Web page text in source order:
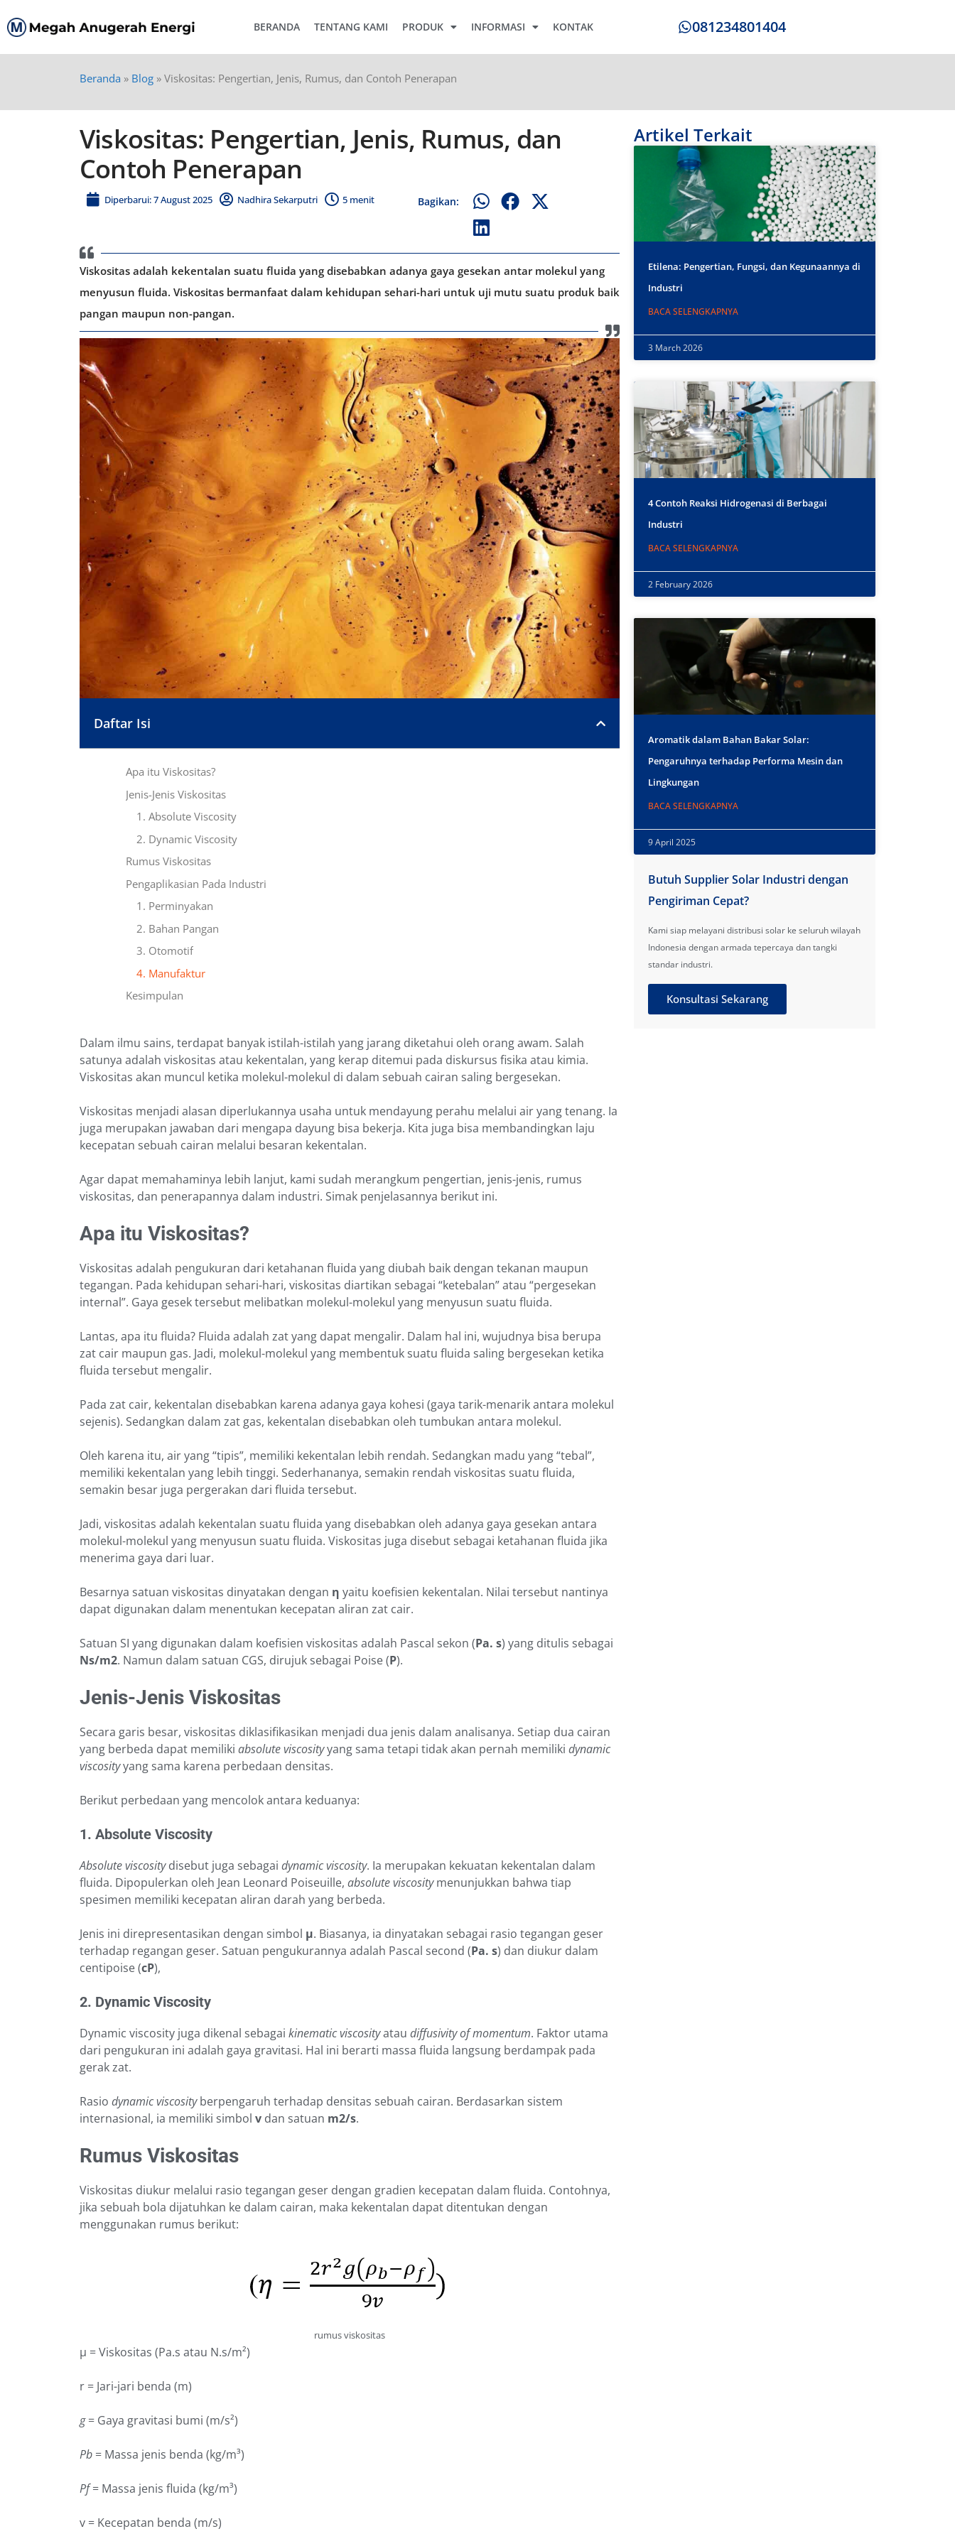
BERANDA TENTANG KAMI PRODUK INFORMASI KONTAK 081234801404
Beranda » Blog » Viskositas: Pengertian, Jenis, Rumus, dan Contoh Penerapan
Viskositas: Pengertian, Jenis, Rumus, dan
Contoh Penerapan
Diperbarui: 7 August 2025 Nadhira Sekarputri 5 menit Bagikan:
Viskositas adalah kekentalan suatu fluida yang disebabkan adanya gaya gesekan antar molekul yang
menyusun fluida. Viskositas bermanfaat dalam kehidupan sehari-hari untuk uji mutu suatu produk baik
pangan maupun non-pangan.
Daftar Isi
Apa itu Viskositas?
Jenis-Jenis Viskositas
1. Absolute Viscosity
2. Dynamic Viscosity
Rumus Viskositas
Pengaplikasian Pada Industri
1. Perminyakan
2. Bahan Pangan
3. Otomotif
4. Manufaktur
Kesimpulan
Dalam ilmu sains, terdapat banyak istilah-istilah yang jarang diketahui oleh orang awam. Salah
satunya adalah viskositas atau kekentalan, yang kerap ditemui pada diskursus fisika atau kimia.
Viskositas akan muncul ketika molekul-molekul di dalam sebuah cairan saling bergesekan.
Viskositas menjadi alasan diperlukannya usaha untuk mendayung perahu melalui air yang tenang. Ia
juga merupakan jawaban dari mengapa dayung bisa bekerja. Kita juga bisa membandingkan laju
kecepatan sebuah cairan melalui besaran kekentalan.
Agar dapat memahaminya lebih lanjut, kami sudah merangkum pengertian, jenis-jenis, rumus
viskositas, dan penerapannya dalam industri. Simak penjelasannya berikut ini.
Apa itu Viskositas?
Viskositas adalah pengukuran dari ketahanan fluida yang diubah baik dengan tekanan maupun
tegangan. Pada kehidupan sehari-hari, viskositas diartikan sebagai “ketebalan” atau “pergesekan
internal”. Gaya gesek tersebut melibatkan molekul-molekul yang menyusun suatu fluida.
Lantas, apa itu fluida? Fluida adalah zat yang dapat mengalir. Dalam hal ini, wujudnya bisa berupa
zat cair maupun gas. Jadi, molekul-molekul yang membentuk suatu fluida saling bergesekan ketika
fluida tersebut mengalir.
Pada zat cair, kekentalan disebabkan karena adanya gaya kohesi (gaya tarik-menarik antara molekul
sejenis). Sedangkan dalam zat gas, kekentalan disebabkan oleh tumbukan antara molekul.
Oleh karena itu, air yang “tipis”, memiliki kekentalan lebih rendah. Sedangkan madu yang “tebal”,
memiliki kekentalan yang lebih tinggi. Sederhananya, semakin rendah viskositas suatu fluida,
semakin besar juga pergerakan dari fluida tersebut.
Jadi, viskositas adalah kekentalan suatu fluida yang disebabkan oleh adanya gaya gesekan antara
molekul-molekul yang menyusun suatu fluida. Viskositas juga disebut sebagai ketahanan fluida jika
menerima gaya dari luar.
Besarnya satuan viskositas dinyatakan dengan η yaitu koefisien kekentalan. Nilai tersebut nantinya
dapat digunakan dalam menentukan kecepatan aliran zat cair.
Satuan SI yang digunakan dalam koefisien viskositas adalah Pascal sekon (Pa. s) yang ditulis sebagai
Ns/m2. Namun dalam satuan CGS, dirujuk sebagai Poise (P).
Jenis-Jenis Viskositas
Secara garis besar, viskositas diklasifikasikan menjadi dua jenis dalam analisanya. Setiap dua cairan
yang berbeda dapat memiliki absolute viscosityyang sama tetapi tidak akan pernah memiliki dynamic
viscosityyang sama karena perbedaan densitas.
Berikut perbedaan yang mencolok antara keduanya:
1. Absolute Viscosity
Absolute viscositydisebut juga sebagai dynamic viscosity. Ia merupakan kekuatan kekentalan dalam
fluida. Dipopulerkan oleh Jean Leonard Poiseuille, absolute viscositymenunjukkan bahwa tiap
spesimen memiliki kecepatan aliran darah yang berbeda.
Jenis ini direpresentasikan dengan simbol μ. Biasanya, ia dinyatakan sebagai rasio tegangan geser
terhadap regangan geser. Satuan pengukurannya adalah Pascal second (Pa. s) dan diukur dalam
centipoise (cP),
2. Dynamic Viscosity
Dynamic viscosity juga dikenal sebagai kinematic viscosityatau diffusivity of momentum. Faktor utama
dari pengukuran ini adalah gaya gravitasi. Hal ini berarti massa fluida langsung berdampak pada
gerak zat.
Rasio dynamic viscosityberpengaruh terhadap densitas sebuah cairan. Berdasarkan sistem
internasional, ia memiliki simbol v dan satuan m2/s.
Rumus Viskositas
Viskositas diukur melalui rasio tegangan geser dengan gradien kecepatan dalam fluida. Contohnya,
jika sebuah bola dijatuhkan ke dalam cairan, maka kekentalan dapat ditentukan dengan
menggunakan rumus berikut:
rumus viskositas
µ = Viskositas (Pa.s atau N.s/m²)
r = Jari-jari benda (m)
g= Gaya gravitasi bumi (m/s²)
Pb = Massa jenis benda (kg/m³)
Pf= Massa jenis fluida (kg/m³)
v = Kecepatan benda (m/s)
Artikel Terkait
Etilena: Pengertian, Fungsi, dan Kegunaannya di
Industri
BACA SELENGKAPNYA
3 March 2026
4 Contoh Reaksi Hidrogenasi di Berbagai
Industri
BACA SELENGKAPNYA
2 February 2026
Aromatik dalam Bahan Bakar Solar:
Pengaruhnya terhadap Performa Mesin dan
Lingkungan
BACA SELENGKAPNYA
9 April 2025
Butuh Supplier Solar Industri dengan
Pengiriman Cepat?
Kami siap melayani distribusi solar ke seluruh wilayah
Indonesia dengan armada tepercaya dan tangki
standar industri.
Konsultasi Sekarang